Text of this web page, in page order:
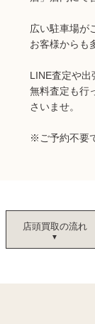
広い駐車場が
お客様からも
LINE査定や出
無料査定も行
さいませ。
※ご予約不要
店頭買取の流れ